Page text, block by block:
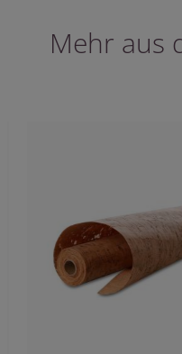
Mehr aus